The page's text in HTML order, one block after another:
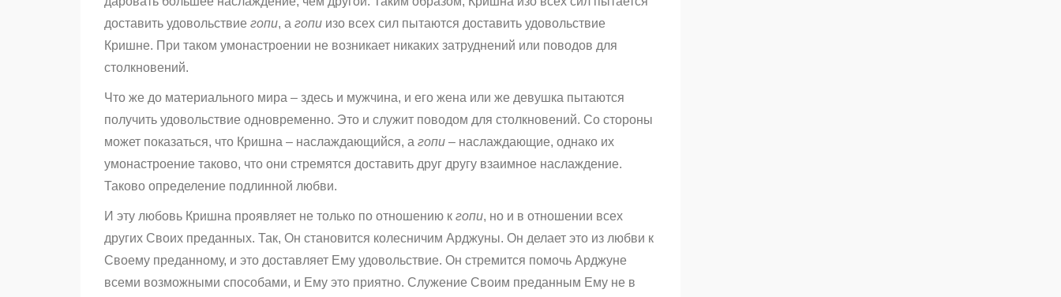
доставить удовольствие гопи, а гопи изо всех сил пытаются доставить удовольствие
Кришне. При таком умонастроении не возникает никаких затруднений или поводов для
столкновений.
Что же до материального мира – здесь и мужчина, и его жена или же девушка пытаются
получить удовольствие одновременно. Это и служит поводом для столкновений. Со стороны
может показаться, что Кришна – наслаждающийся, а гопи – наслаждающие, однако их
умонастроение таково, что они стремятся доставить друг другу взаимное наслаждение.
Таково определение подлинной любви.
И эту любовь Кришна проявляет не только по отношению к гопи, но и в отношении всех
других Своих преданных. Так, Он становится колесничим Арджуны. Он делает это из любви к
Своему преданному, и это доставляет Ему удовольствие. Он стремится помочь Арджуне
всеми возможными способами, и Ему это приятно. Служение Своим преданным Ему не в